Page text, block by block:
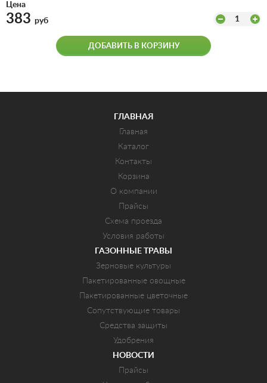
Цена
383 руб 1
ДОБАВИТЬ В КОРЗИНУ
ГЛАВНАЯ
Главная
Каталог
Контакты
Корзина
О компании
Прайсы
Схема проезда
Условия работы
ГАЗОННЫЕ ТРАВЫ
Зерновые культуры
Пакетированные овощные
Пакетированные цветочные
Сопутствующие товары
Средства защиты
Удобрения
НОВОСТИ
Прайсы